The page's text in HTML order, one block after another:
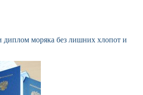
диплом моряка без лишних хлопот и